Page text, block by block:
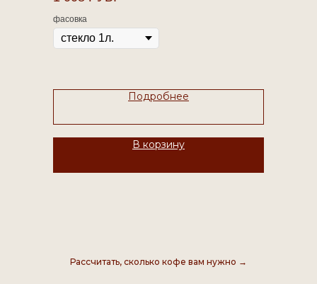
поднимающий настроение.
фасовка
Подробнее
В корзину
Рассчитать, сколько кофе вам нужно →